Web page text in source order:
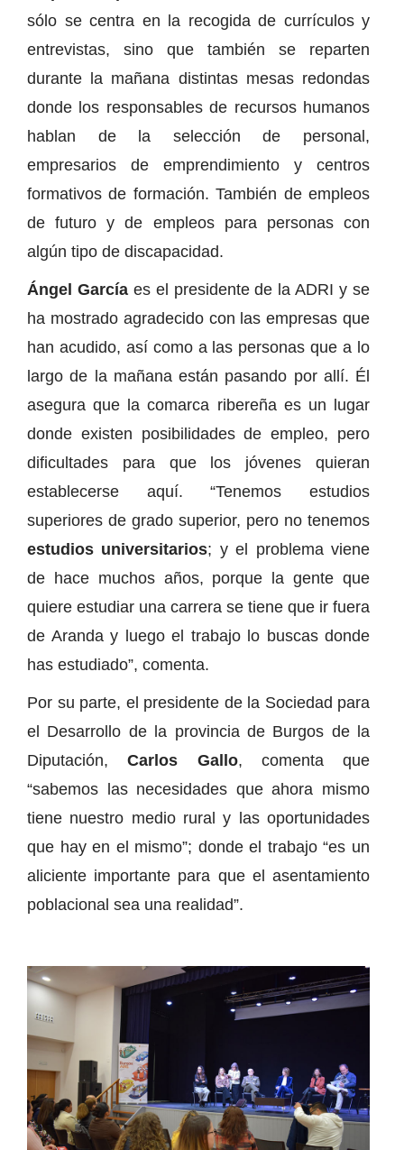
sólo se centra en la recogida de currículos y
entrevistas, sino que también se reparten
durante la mañana distintas mesas redondas
donde los responsables de recursos humanos
hablan de la selección de personal,
empresarios de emprendimiento y centros
formativos de formación. También de empleos
de futuro y de empleos para personas con
algún tipo de discapacidad.
Ángel Garcíaes el presidente de la ADRI y se
ha mostrado agradecido con las empresas que
han acudido, así como a las personas que a lo
largo de la mañana están pasando por allí. Él
asegura que la comarca ribereña es un lugar
donde existen posibilidades de empleo, pero
dificultades para que los jóvenes quieran
establecerse aquí. “Tenemos estudios
superiores de grado superior, pero no tenemos
estudios universitarios; y el problema viene
de hace muchos años, porque la gente que
quiere estudiar una carrera se tiene que ir fuera
de Aranda y luego el trabajo lo buscas donde
has estudiado”, comenta.
Por su parte, el presidente de la Sociedad para
el Desarrollo de la provincia de Burgos de la
Diputación, Carlos Gallo, comenta que
“sabemos las necesidades que ahora mismo
tiene nuestro medio rural y las oportunidades
que hay en el mismo”; donde el trabajo “es un
aliciente importante para que el asentamiento
poblacional sea una realidad”.